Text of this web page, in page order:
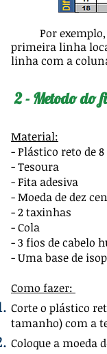
Por
primeira linha
linha com a
2 - Metodo do
Material:
- Plástico reto de
- Tesoura
- Fita adesiva
- Moeda de dez
- 2 taxinhas
- Cola
- 3 fios de cabelo
- Uma base de
Como fazer:
Corte o plástico
tamanho) com a
Coloque a moeda